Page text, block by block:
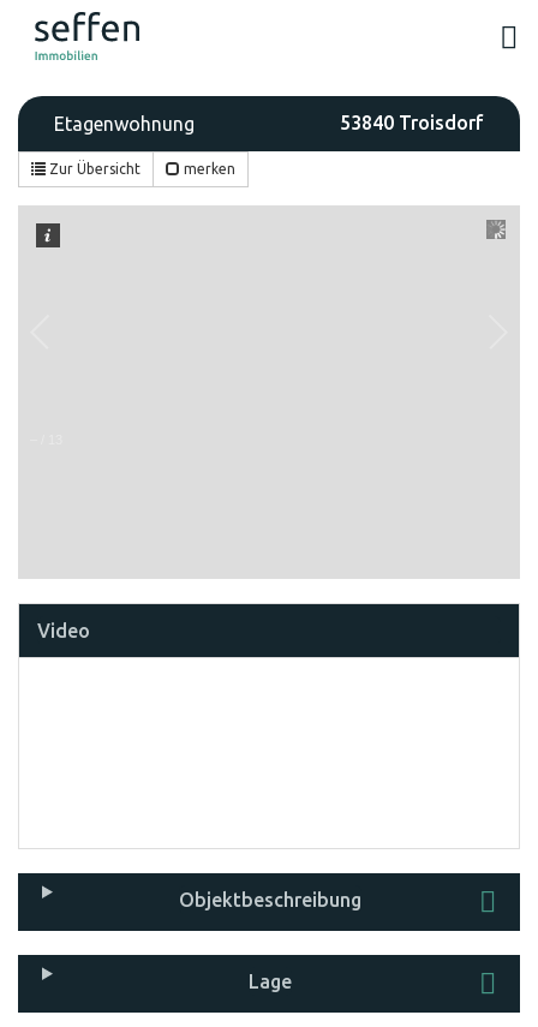
Etagenwohnung 53840 Troisdorf
Zur Übersicht merken
Video
Objekt­beschreibung
Lage